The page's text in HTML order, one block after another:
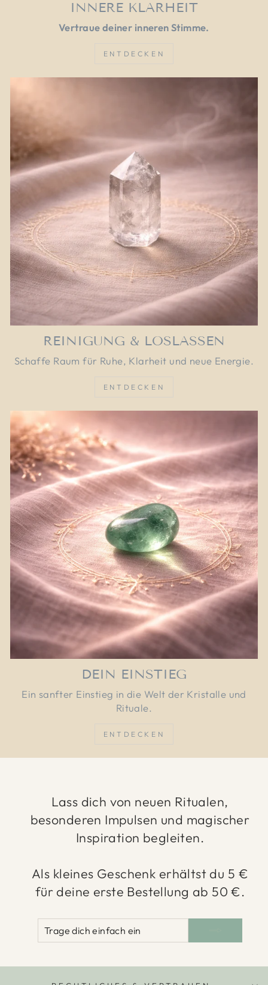
INNERE KLARHEIT
Vertraue deiner inneren Stimme.
ENTDECKEN
REINIGUNG & LOSLASSEN
Schaffe Raum für Ruhe, Klarheit und neue Energie.
ENTDECKEN
DEIN EINSTIEG
Ein sanfter Einstieg in die Welt der Kristalle und
Rituale.
ENTDECKEN
Lass dich von neuen Ritualen,
besonderen Impulsen und magischer
Inspiration begleiten.
Als kleines Geschenk erhältst du 5 €
für deine erste Bestellung ab 50 €.
DICH
EINFACH